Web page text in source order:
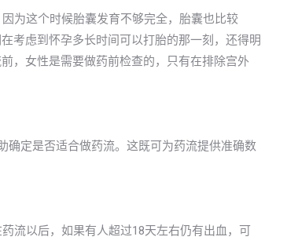
为这个时候胎囊发育不够完全，胎囊也比较
考虑到怀孕多长时间可以打胎的那一刻，还得明
，女性是需要做药前检查的，只有在排除宫外
确定是否适合做药流。这既可为药流提供准确数
流以后，如果有人超过18天左右仍有出血，可